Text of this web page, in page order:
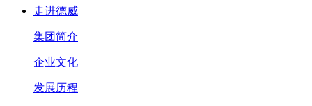
走进德威
集团简介
企业文化
发展历程